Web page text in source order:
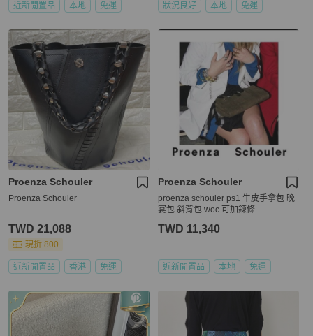
近新閒置品 本地 免運 狀況良好 本地 免運
Proenza Schouler
Proenza Schouler
TWD 21,088
現折 800
近新閒置品 香港 免運
Proenza Schouler
proenza schouler ps1 牛皮手拿包 晚
宴包 斜背包 woc 可加鍊條
TWD 11,340
近新閒置品 本地 免運